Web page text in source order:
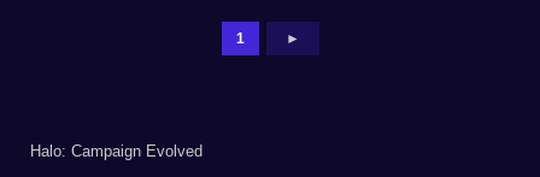
1 ►
Halo: Campaign Evolved